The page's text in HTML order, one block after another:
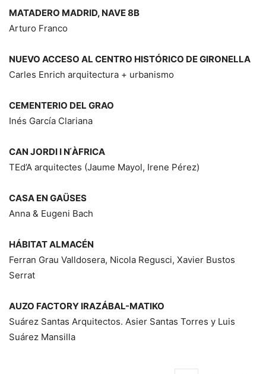
MATADERO MADRID, NAVE 8B
Arturo Franco
NUEVO ACCESO AL CENTRO HISTÓRICO DE GIRONELLA
Carles Enrich arquitectura + urbanismo
CEMENTERIO DEL GRAO
Inés García Clariana
CAN JORDI I N ́ÀFRICA
TEd’A arquitectes (Jaume Mayol, Irene Pérez)
CASA EN GAÜSES
Anna & Eugeni Bach
HÁBITAT ALMACÉN
Ferran Grau Valldosera, Nicola Regusci, Xavier Bustos
Serrat
AUZO FACTORY IRAZÁBAL-MATIKO
Suárez Santas Arquitectos. Asier Santas Torres y Luis
Suárez Mansilla